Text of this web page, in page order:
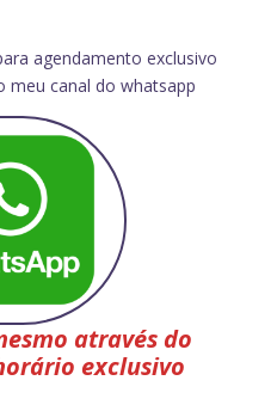
agendamento exclusivo
meu canal do whatsapp
através do
exclusivo